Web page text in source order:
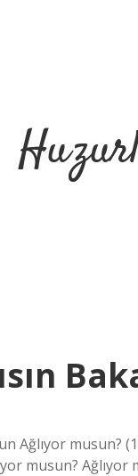
Ağlıyor musun?
musun? Ağlıyor